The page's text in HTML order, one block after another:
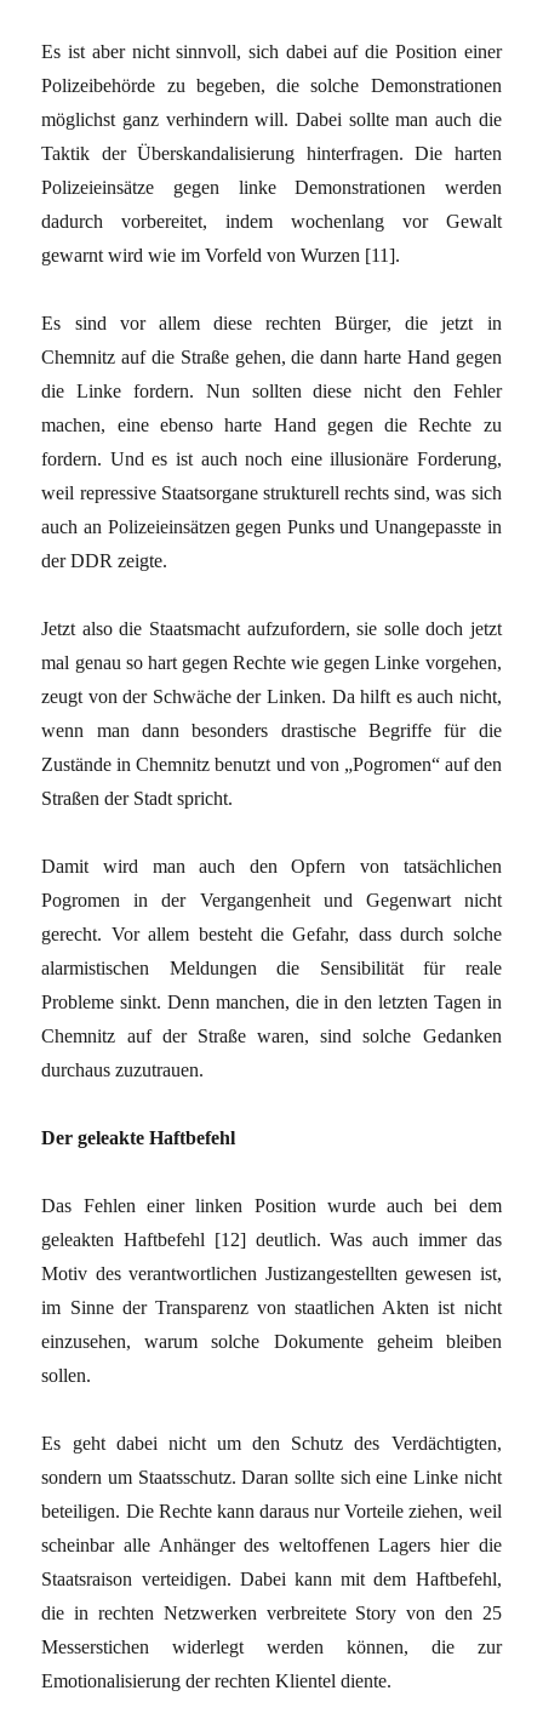
Es ist aber nicht sinnvoll, sich dabei auf die Position einer
Polizeibehörde zu begeben, die solche Demonstrationen
möglichst ganz verhindern will. Dabei sollte man auch die
Taktik der Überskandalisierung hinterfragen. Die harten
Polizeieinsätze gegen linke Demonstrationen werden
dadurch vorbereitet, indem wochenlang vor Gewalt
gewarnt wird wie im Vorfeld von Wurzen [11].
Es sind vor allem diese rechten Bürger, die jetzt in
Chemnitz auf die Straße gehen, die dann harte Hand gegen
die Linke fordern. Nun sollten diese nicht den Fehler
machen, eine ebenso harte Hand gegen die Rechte zu
fordern. Und es ist auch noch eine illusionäre Forderung,
weil repressive Staatsorgane strukturell rechts sind, was sich
auch an Polizeieinsätzen gegen Punks und Unangepasste in
der DDR zeigte.
Jetzt also die Staatsmacht aufzufordern, sie solle doch jetzt
mal genau so hart gegen Rechte wie gegen Linke vorgehen,
zeugt von der Schwäche der Linken. Da hilft es auch nicht,
wenn man dann besonders drastische Begriffe für die
Zustände in Chemnitz benutzt und von „Pogromen“ auf den
Straßen der Stadt spricht.
Damit wird man auch den Opfern von tatsächlichen
Pogromen in der Vergangenheit und Gegenwart nicht
gerecht. Vor allem besteht die Gefahr, dass durch solche
alarmistischen Meldungen die Sensibilität für reale
Probleme sinkt. Denn manchen, die in den letzten Tagen in
Chemnitz auf der Straße waren, sind solche Gedanken
durchaus zuzutrauen.
Der geleakte Haftbefehl
Das Fehlen einer linken Position wurde auch bei dem
geleakten Haftbefehl [12] deutlich. Was auch immer das
Motiv des verantwortlichen Justizangestellten gewesen ist,
im Sinne der Transparenz von staatlichen Akten ist nicht
einzusehen, warum solche Dokumente geheim bleiben
sollen.
Es geht dabei nicht um den Schutz des Verdächtigten,
sondern um Staatsschutz. Daran sollte sich eine Linke nicht
beteiligen. Die Rechte kann daraus nur Vorteile ziehen, weil
scheinbar alle Anhänger des weltoffenen Lagers hier die
Staatsraison verteidigen. Dabei kann mit dem Haftbefehl,
die in rechten Netzwerken verbreitete Story von den 25
Messerstichen widerlegt werden können, die zur
Emotionalisierung der rechten Klientel diente.